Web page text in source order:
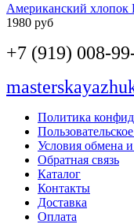
Американский хлопок
1980 руб
+7 (919) 008-
Политика
Условия обмена и
Обратная связь
Каталог
Контакты
Доставка
Оплата